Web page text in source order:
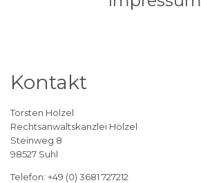
Kontakt
Torsten Hölzel
Rechtsanwaltskanzlei Hölzel
Steinweg 8
98527 Suhl
Telefon: +49 (0) 3681 727212